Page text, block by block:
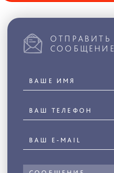
ОТПРАВИТЬ
СООБЩЕНИЕ